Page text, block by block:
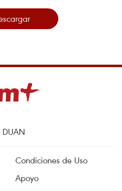
DUAN
Condiciones de Uso
Apoyo